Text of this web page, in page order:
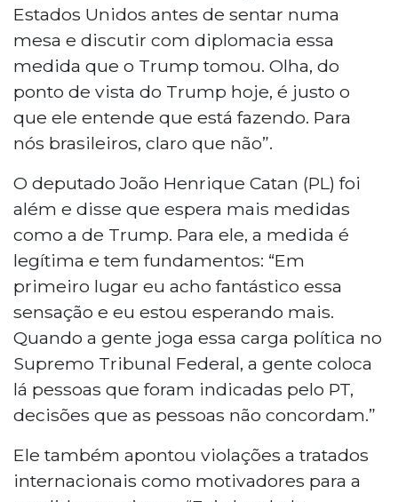
Estados Unidos antes de sentar numa
mesa e discutir com diplomacia essa
medida que o Trump tomou. Olha, do
ponto de vista do Trump hoje, é justo o
que ele entende que está fazendo. Para
nós brasileiros, claro que não”.
O deputado João Henrique Catan (PL) foi
além e disse que espera mais medidas
como a de Trump. Para ele, a medida é
legítima e tem fundamentos: “Em
primeiro lugar eu acho fantástico essa
sensação e eu estou esperando mais.
Quando a gente joga essa carga política no
Supremo Tribunal Federal, a gente coloca
lá pessoas que foram indicadas pelo PT,
decisões que as pessoas não concordam.”
Ele também apontou violações a tratados
internacionais como motivadores para a